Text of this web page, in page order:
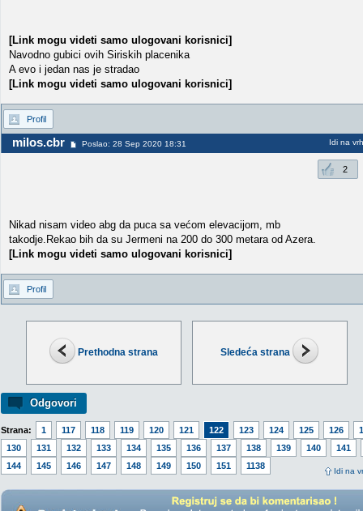
Prethodna strana Sledeća strana
Odgovori
Strana: 1 117 118 119 120 121 122 123 124 125 126
130
131 132 133 134 135 136 137 138 139 140
141
144
145 146 147 148 149 150 151 1138
Idi na
[Link mogu videti samo ulogovani korisnici]
Navodno gubici ovih Siriskih placenika
A evo i jedan nas je stradao
[Link mogu videti samo ulogovani korisnici]
Profil
milos.cbr Poslao: 28 Sep 2020 18:31 Idi na vrh
2
Nikad nisam video abg da puca sa većom elevacijom, mb
takodje.Rekao bih da su Jermeni na 200 do 300 metara od Azera.
[Link mogu videti samo ulogovani korisnici]
Profil